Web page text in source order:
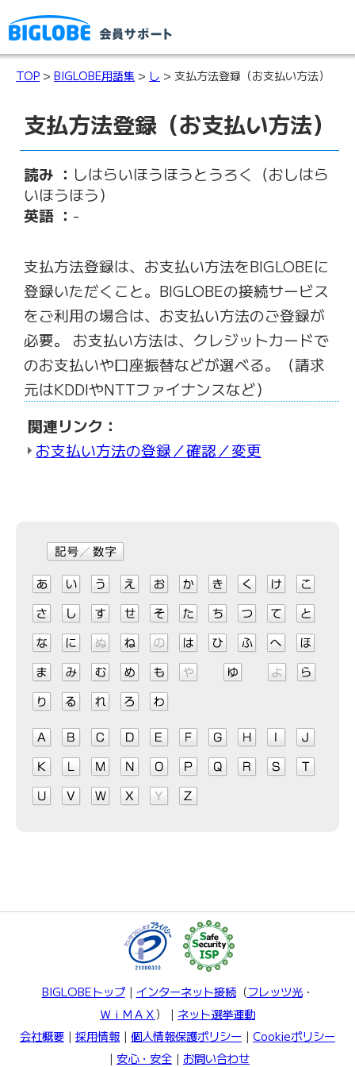
TOP > BIGLOBE用語集 > し > 支払方法登録（お支払い方法）
支払方法登録（お支払い方法）
読み ： しはらいほうほうとうろく（おしはら
いほうほう）
英語 ： -
支払方法登録は、お支払い方法をBIGLOBEに
登録いただくこと。BIGLOBEの接続サービス
をご利用の場合は、お支払い方法のご登録が
必要。 お支払い方法は、クレジットカードで
のお支払いや口座振替などが選べる。（請求
元はKDDIやNTTファイナンスなど）
関連リンク：
お支払い方法の登録／確認／変更
BIGLOBEトップ｜ インターネット接続（フレッツ光・
ＷｉＭＡＸ）｜ ネット選挙運動
会社概要 ｜ 採用情報 ｜ 個人情報保護ポリシー ｜ Cookieポリシー
｜ 安心・安全 ｜ お問い合わせ